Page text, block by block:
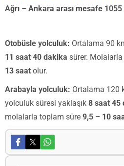
Ağrı – Ankara arası mesafe
Otobüsle yolculuk: Ortalama 90
11 saat 40 dakika sürer.
13 saat olur.
Arabayla yolculuk: Ortalama 120
yolculuk süresi yaklaşık 8 saat 45
molalarla toplam süre 9,5 – 10